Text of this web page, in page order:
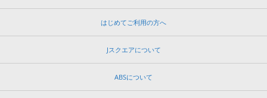
はじめてご利用の方へ
Jスクエアについて
ABSについて